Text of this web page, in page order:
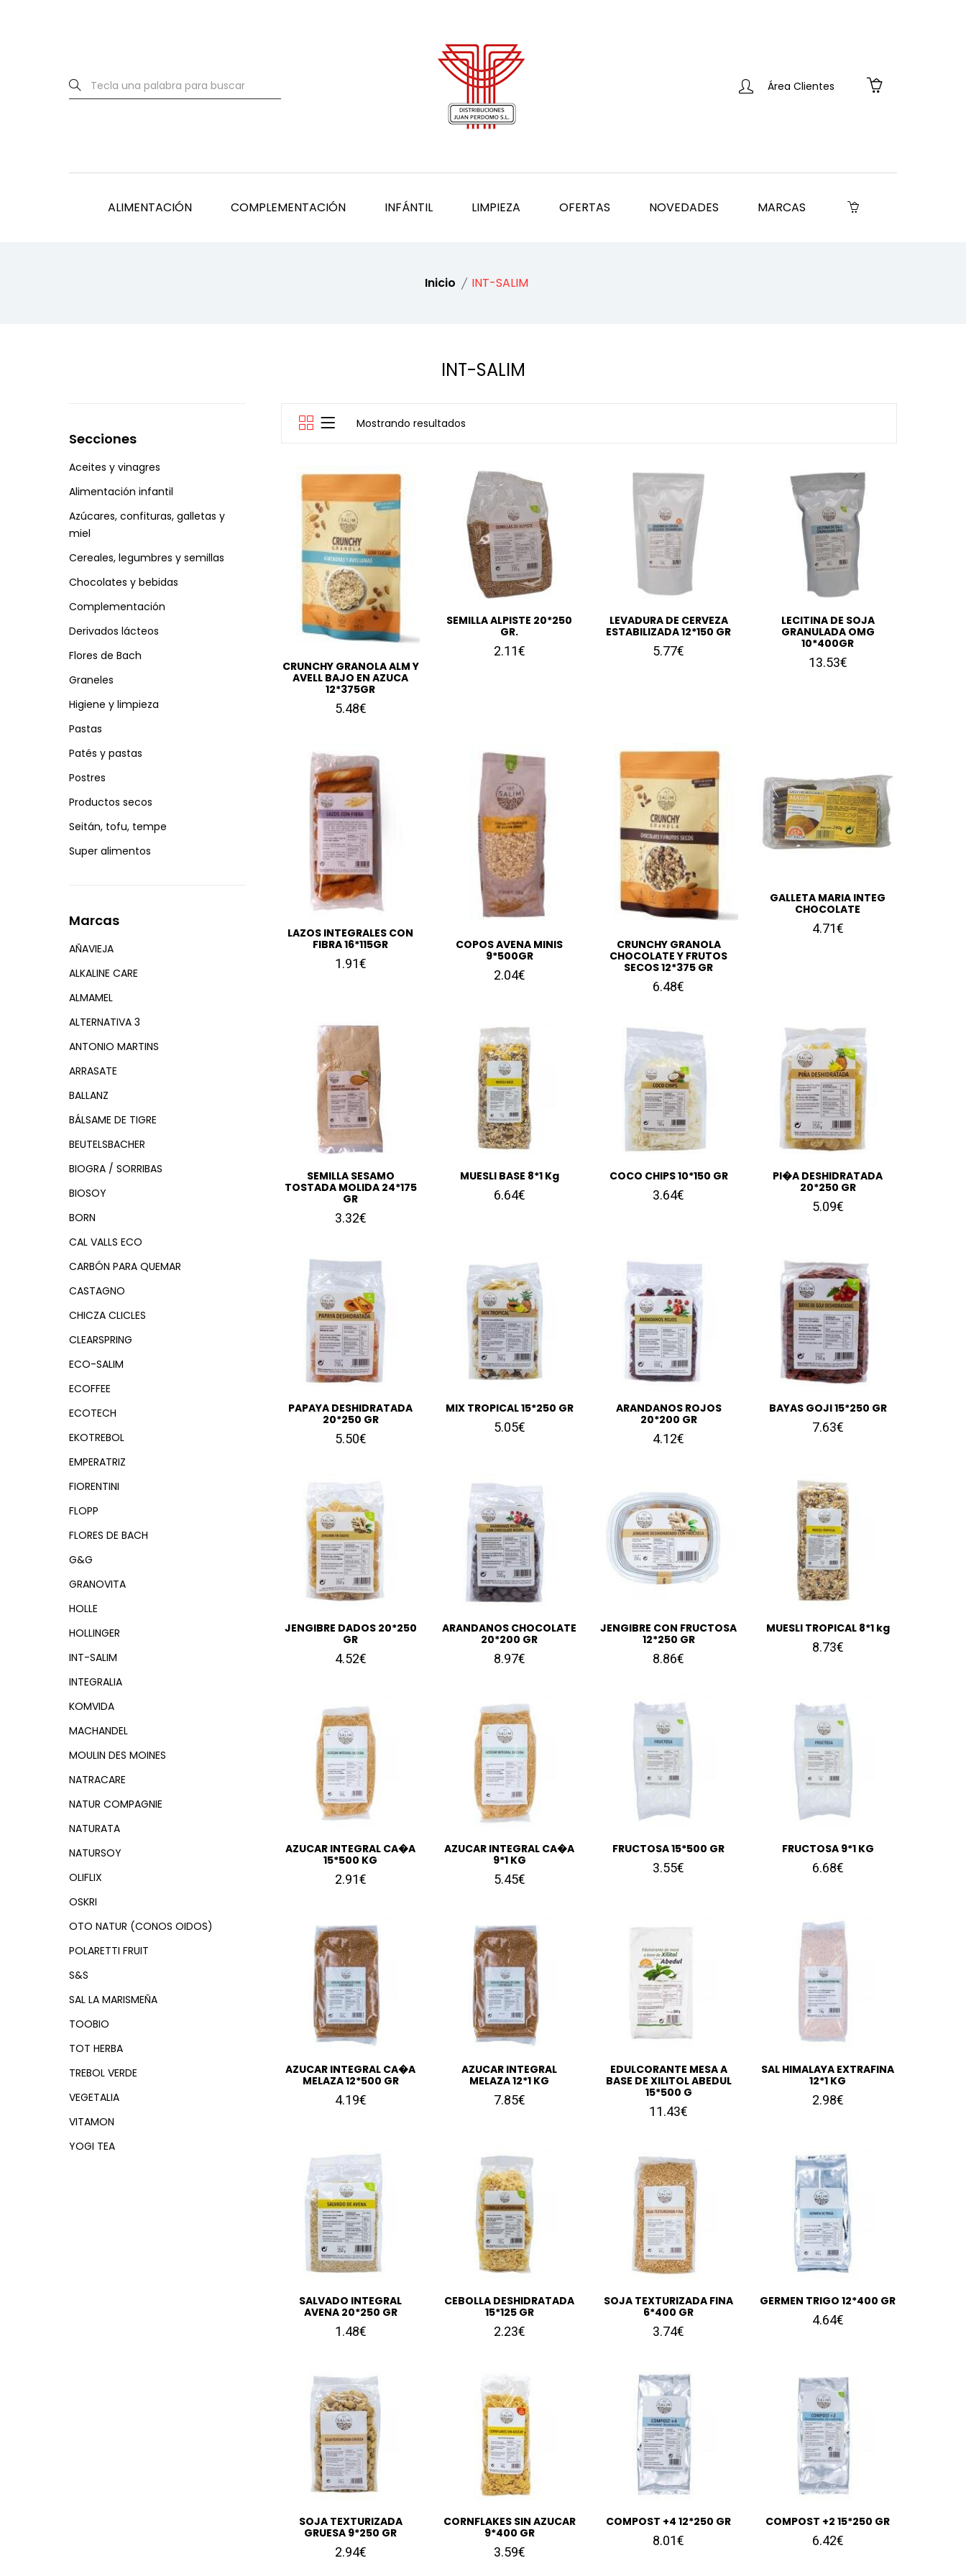
Área Clientes
ALIMENTACIÓN COMPLEMENTACIÓN INFÁNTIL LIMPIEZA OFERTAS NOVEDADES MARCAS
Inicio INT-SALIM
INT-SALIM
Mostrando resultados
CRUNCHY GRANOLA ALM Y
AVELL BAJO EN AZUCA
12*375GR
5.48€
SEMILLA ALPISTE 20*250
GR.
2.11€
LEVADURA DE CERVEZA
ESTABILIZADA 12*150 GR
5.77€
LECITINA DE SOJA
GRANULADA OMG
10*400GR
13.53€
LAZOS INTEGRALES CON
FIBRA 16*115GR
1.91€
COPOS AVENA MINIS
9*500GR
2.04€
CRUNCHY GRANOLA
CHOCOLATE Y FRUTOS
SECOS 12*375 GR
6.48€
GALLETA MARIA INTEG
CHOCOLATE
4.71€
SEMILLA SESAMO
TOSTADA MOLIDA 24*175
GR
3.32€
MUESLI BASE 8*1 Kg
6.64€
COCO CHIPS 10*150 GR
3.64€
PI�A DESHIDRATADA
20*250 GR
5.09€
PAPAYA DESHIDRATADA
20*250 GR
5.50€
MIX TROPICAL 15*250 GR
5.05€
ARANDANOS ROJOS
20*200 GR
4.12€
BAYAS GOJI 15*250 GR
7.63€
JENGIBRE DADOS 20*250
GR
4.52€
ARANDANOS CHOCOLATE
20*200 GR
8.97€
JENGIBRE CON FRUCTOSA
12*250 GR
8.86€
MUESLI TROPICAL 8*1 kg
8.73€
AZUCAR INTEGRAL CA�A
15*500 KG
2.91€
AZUCAR INTEGRAL CA�A
9*1 KG
5.45€
FRUCTOSA 15*500 GR
3.55€
FRUCTOSA 9*1 KG
6.68€
AZUCAR INTEGRAL CA�A
MELAZA 12*500 GR
4.19€
AZUCAR INTEGRAL
MELAZA 12*1 KG
7.85€
EDULCORANTE MESA A
BASE DE XILITOL ABEDUL
15*500 G
11.43€
SAL HIMALAYA EXTRAFINA
12*1 KG
2.98€
SALVADO INTEGRAL
AVENA 20*250 GR
1.48€
CEBOLLA DESHIDRATADA
15*125 GR
2.23€
SOJA TEXTURIZADA FINA
6*400 GR
3.74€
GERMEN TRIGO 12*400 GR
4.64€
SOJA TEXTURIZADA
GRUESA 9*250 GR
2.94€
CORNFLAKES SIN AZUCAR
9*400 GR
3.59€
COMPOST +4 12*250 GR
8.01€
COMPOST +2 15*250 GR
6.42€
Secciones
Aceites y vinagres
Alimentación infantil
Azúcares, confituras, galletas y
miel
Cereales, legumbres y semillas
Chocolates y bebidas
Complementación
Derivados lácteos
Flores de Bach
Graneles
Higiene y limpieza
Pastas
Patés y pastas
Postres
Productos secos
Seitán, tofu, tempe
Super alimentos
Marcas
AÑAVIEJA
ALKALINE CARE
ALMAMEL
ALTERNATIVA 3
ANTONIO MARTINS
ARRASATE
BALLANZ
BÁLSAME DE TIGRE
BEUTELSBACHER
BIOGRA / SORRIBAS
BIOSOY
BORN
CAL VALLS ECO
CARBÓN PARA QUEMAR
CASTAGNO
CHICZA CLICLES
CLEARSPRING
ECO-SALIM
ECOFFEE
ECOTECH
EKOTREBOL
EMPERATRIZ
FIORENTINI
FLOPP
FLORES DE BACH
G&G
GRANOVITA
HOLLE
HOLLINGER
INT-SALIM
INTEGRALIA
KOMVIDA
MACHANDEL
MOULIN DES MOINES
NATRACARE
NATUR COMPAGNIE
NATURATA
NATURSOY
OLIFLIX
OSKRI
OTO NATUR (CONOS OIDOS)
POLARETTI FRUIT
S&S
SAL LA MARISMEÑA
TOOBIO
TOT HERBA
TREBOL VERDE
VEGETALIA
VITAMON
YOGI TEA